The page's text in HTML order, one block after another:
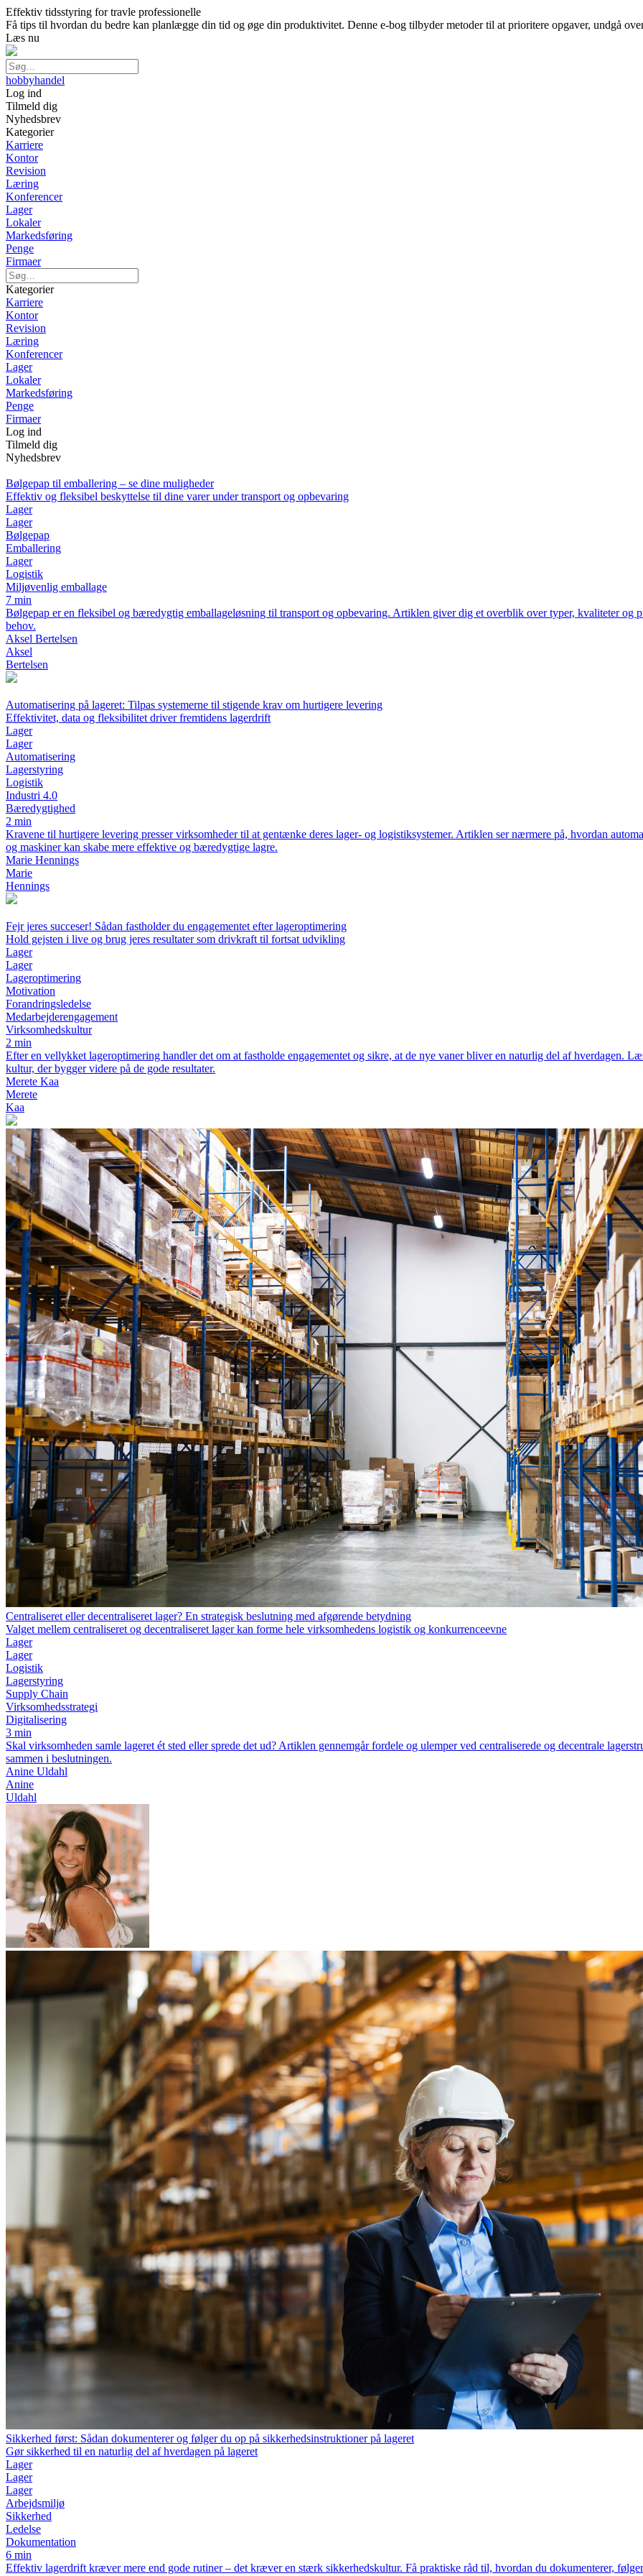
Effektiv tidsstyring for travle professionelle
Få tips til hvordan du bedre kan planlægge din tid og øge din produktivitet. Denne e-bog tilbyder metoder til at prioritere opgaver, undgå
Læs nu
hobbyhandel
Log ind
Tilmeld dig
Nyhedsbrev
Kategorier
Karriere
Kontor
Revision
Læring
Konferencer
Lager
Lokaler
Markedsføring
Penge
Firmaer
Kategorier
Karriere
Kontor
Revision
Læring
Konferencer
Lager
Lokaler
Markedsføring
Penge
Firmaer
Log ind
Tilmeld dig
Nyhedsbrev
Bølgepap til emballering – se dine muligheder
Effektiv og fleksibel beskyttelse til dine varer under transport og opbevaring
Lager
Lager
Bølgepap
Emballering
Lager
Logistik
Miljøvenlig emballage
7 min
Bølgepap er en fleksibel og bæredygtig emballageløsning til transport og opbevaring. Artiklen giver dig et overblik over typer, kvaliteter og
behov.
Aksel Bertelsen
Aksel
Bertelsen
Automatisering på lageret: Tilpas systemerne til stigende krav om hurtigere levering
Effektivitet, data og fleksibilitet driver fremtidens lagerdrift
Lager
Lager
Automatisering
Lagerstyring
Logistik
Industri 4.0
Bæredygtighed
2 min
Kravene til hurtigere levering presser virksomheder til at gentænke deres lager- og logistiksystemer. Artiklen ser nærmere på, hvordan
og maskiner kan skabe mere effektive og bæredygtige lagre.
Marie Hennings
Marie
Hennings
Fejr jeres succeser! Sådan fastholder du engagementet efter lageroptimering
Hold gejsten i live og brug jeres resultater som drivkraft til fortsat udvikling
Lager
Lager
Lageroptimering
Motivation
Forandringsledelse
Medarbejderengagement
Virksomhedskultur
2 min
Efter en vellykket lageroptimering handler det om at fastholde engagementet og sikre, at de nye vaner bliver en naturlig del af hverdagen.
kultur, der bygger videre på de gode resultater.
Merete Kaa
Merete
Kaa
Centraliseret eller decentraliseret lager? En strategisk beslutning med afgørende betydning
Valget mellem centraliseret og decentraliseret lager kan forme hele virksomhedens logistik og konkurrenceevne
Lager
Lager
Logistik
Lagerstyring
Supply Chain
Virksomhedsstrategi
Digitalisering
3 min
Skal virksomheden samle lageret ét sted eller sprede det ud? Artiklen gennemgår fordele og ulemper ved centraliserede og decentrale
sammen i beslutningen.
Anine Uldahl
Anine
Uldahl
Sikkerhed først: Sådan dokumenterer og følger du op på sikkerhedsinstruktioner på lageret
Gør sikkerhed til en naturlig del af hverdagen på lageret
Lager
Lager
Lager
Arbejdsmiljø
Sikkerhed
Ledelse
Dokumentation
6 min
Effektiv lagerdrift kræver mere end gode rutiner – det kræver en stærk sikkerhedskultur. Få praktiske råd til, hvordan du dokumenterer,